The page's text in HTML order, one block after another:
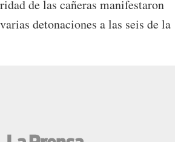
de las cañeras manifestaron
detonaciones a las seis de la